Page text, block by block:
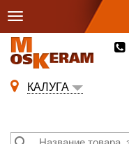
КАЛУГА